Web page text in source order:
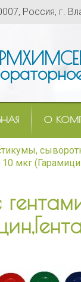
Россия, г.
О
мкг